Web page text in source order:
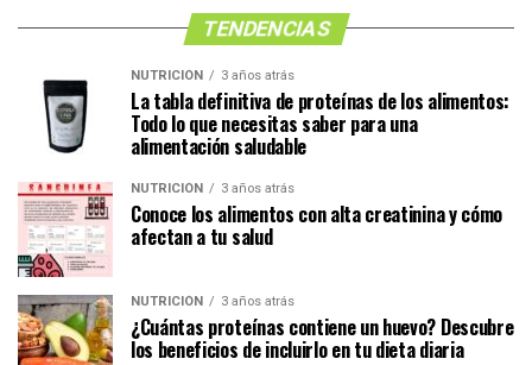
TENDENCIAS
NUTRICIÓN 3 años atrás
La tabla definitiva de proteínas de los alimentos:
Todo lo que necesitas saber para una
alimentación saludable
NUTRICIÓN 3 años atrás
Conoce los alimentos con alta creatinina y cómo
afectan a tu salud
NUTRICIÓN 3 años atrás
¿Cuántas proteínas contiene un huevo? Descubre
los beneficios de incluirlo en tu dieta diaria